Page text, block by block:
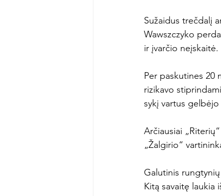
Sužaidus trečdalį
Wawszczyko
ir įvarčio neįskaitė.
Per paskutines 20
rizikavo
sykį vartus
Arčiausiai
„Žalgirio“
Galutinis
Kitą savaitę laukia